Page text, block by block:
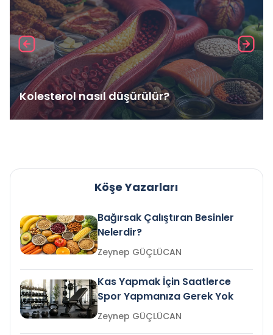
Kolesterol nasıl düşürülür?
Köşe Yazarları
Bağırsak Çalıştıran Besinler
Nelerdir?
Zeynep GÜÇLÜCAN
Kas Yapmak İçin Saatlerce
Spor Yapmanıza Gerek Yok
Zeynep GÜÇLÜCAN